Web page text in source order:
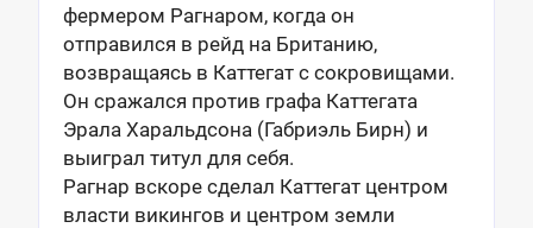
фермером Рагнаром, когда он
отправился в рейд на Британию,
возвращаясь в Каттегат с сокровищами.
Он сражался против графа Каттегата
Эрала Харальдсона (Габриэль Бирн) и
выиграл титул для себя.
Рагнар вскоре сделал Каттегат центром
власти викингов и центром земли